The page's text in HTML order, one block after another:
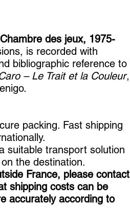
Chambre des jeux, 1975-
is recorded with
bibliographic reference to
– Le Trait et la Couleur,
packing. Fast shipping
suitable transport solution
the destination.
France, please contact
shipping costs can be
accurately according to